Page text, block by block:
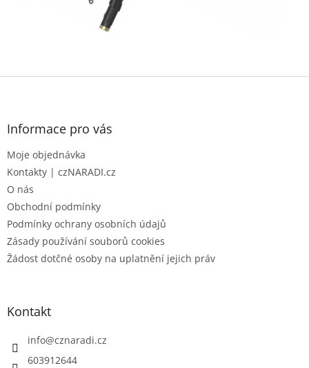
Z
Informace pro vás
Moje objednávka
Kontakty | czNARADI.cz
O nás
Obchodní podmínky
Podmínky ochrany osobních údajů
Zásady používání souborů cookies
Žádost dotčné osoby na uplatnění jejich práv
Kontakt
info@cznaradi.cz
603912644